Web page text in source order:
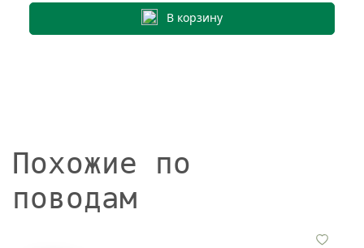
В корзину
Похожие по
поводам